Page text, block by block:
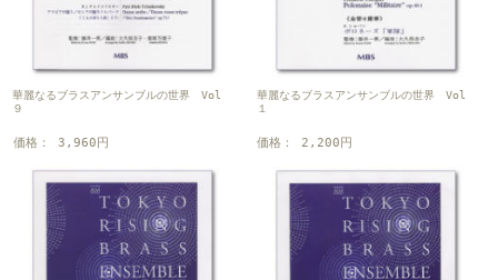
華麗なるブラスアンサンブルの世界 Vol
９
価格： 3,960円
華麗なるブラスアンサンブルの世界 Vol
１
価格： 2,200円